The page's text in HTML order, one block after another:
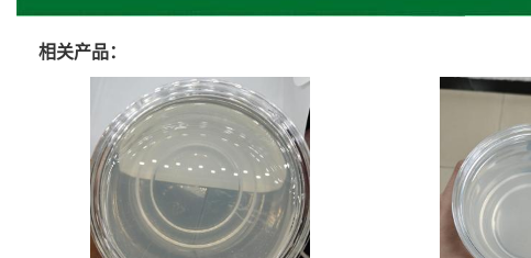
相关产品：